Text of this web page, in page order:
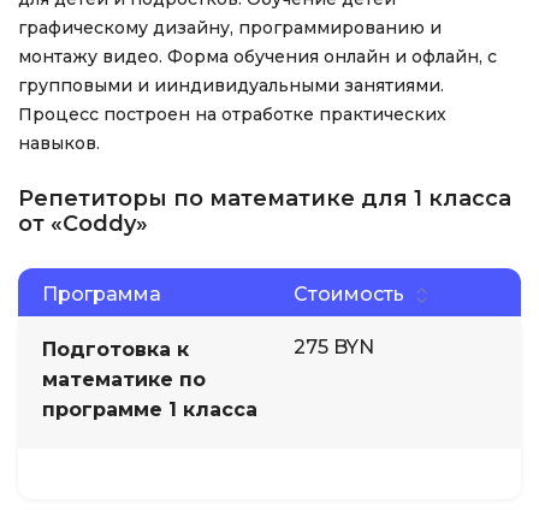
графическому дизайну, программированию и
монтажу видео. Форма обучения онлайн и офлайн, с
групповыми и ииндивидуальными занятиями.
Процесс построен на отработке практических
навыков.
Репетиторы по математике для 1 класса
от «Coddy»
Программа Стоимость
Подготовка к
математике по
программе 1 класса
275 BYN